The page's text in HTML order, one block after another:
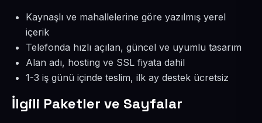
Kaynaşlı ve mahallelerine göre yazılmış yerel
içerik
Telefonda hızlı açılan, güncel ve uyumlu tasarım
Alan adı, hosting ve SSL fiyata dahil
1-3 iş günü içinde teslim, ilk ay destek ücretsiz
İlgili Paketler ve Sayfalar